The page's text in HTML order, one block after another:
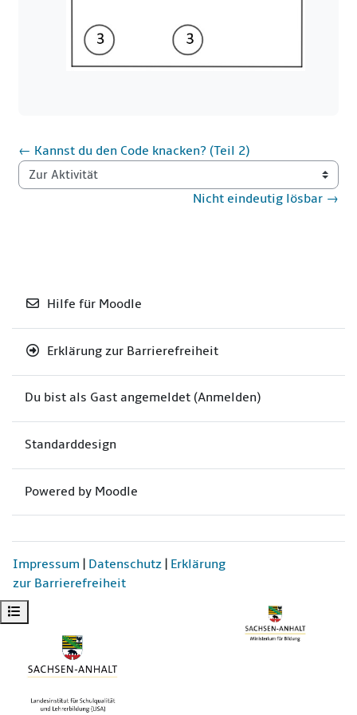
Kursindex öffnen
← Kannst du den Code knacken? (Teil 2)
Zur Aktivität
Nicht eindeutig lösbar →
Hilfe für Moodle
Erklärung zur Barrierefreiheit
Du bist als Gast angemeldet (Anmelden)
Standarddesign
Powered by Moodle
Impressum Datenschutz Erklärung
zur Barrierefreiheit